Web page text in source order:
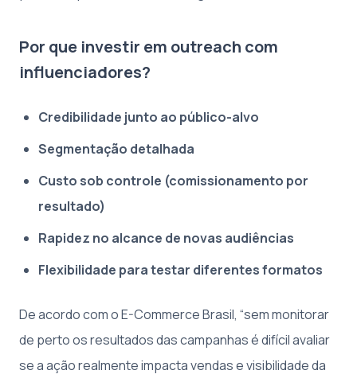
Por que investir em outreach com
influenciadores?
Credibilidade junto ao público-alvo
Segmentação detalhada
Custo sob controle (comissionamento por
resultado)
Rapidez no alcance de novas audiências
Flexibilidade para testar diferentes formatos
De acordo com o E-Commerce Brasil, “sem monitorar
de perto os resultados das campanhas é difícil avaliar
se a ação realmente impacta vendas e visibilidade da